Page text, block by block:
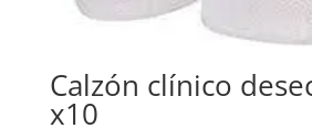
Calzón clínico
x10